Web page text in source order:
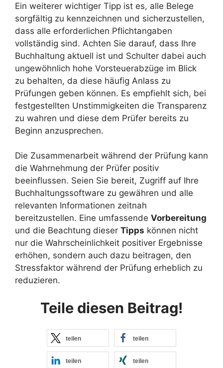
Ein weiterer wichtiger Tipp ist es, alle Belege
sorgfältig zu kennzeichnen und sicherzustellen,
dass alle erforderlichen Pflichtangaben
vollständig sind. Achten Sie darauf, dass Ihre
Buchhaltung aktuell ist und Schulter dabei auch
ungewöhnlich hohe Vorsteuerabzüge im Blick
zu behalten, da diese häufig Anlass zu
Prüfungen geben können. Es empfiehlt sich, bei
festgestellten Unstimmigkeiten die Transparenz
zu wahren und diese dem Prüfer bereits zu
Beginn anzusprechen.
Die Zusammenarbeit während der Prüfung kann
die Wahrnehmung der Prüfer positiv
beeinflussen. Seien Sie bereit, Zugriff auf Ihre
Buchhaltungssoftware zu gewähren und alle
relevanten Informationen zeitnah
bereitzustellen. Eine umfassende Vorbereitung
und die Beachtung dieser Tipps können nicht
nur die Wahrscheinlichkeit positiver Ergebnisse
erhöhen, sondern auch dazu beitragen, den
Stressfaktor während der Prüfung erheblich zu
reduzieren.
Teile diesen Beitrag!
teilen teilen
teilen teilen